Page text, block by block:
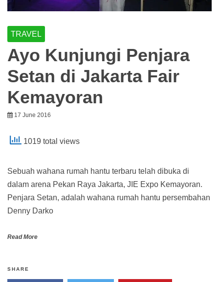
TRAVEL
Ayo Kunjungi Penjara
Setan di Jakarta Fair
Kemayoran
17 June 2016
1019 total views
Sebuah wahana rumah hantu terbaru telah dibuka di
dalam arena Pekan Raya Jakarta, JIE Expo Kemayoran.
Penjara Setan, adalah wahana rumah hantu persembahan
Denny Darko
Read More
SHARE